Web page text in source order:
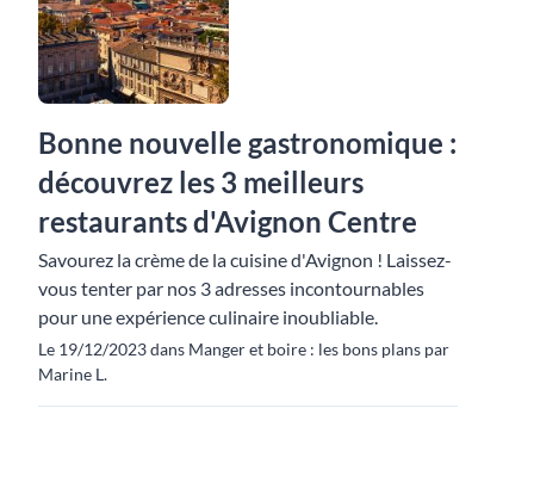
Bonne nouvelle gastronomique :
découvrez les 3 meilleurs
restaurants d'Avignon Centre
Savourez la crème de la cuisine d'Avignon ! Laissez-
vous tenter par nos 3 adresses incontournables
pour une expérience culinaire inoubliable.
Le 19/12/2023 dans Manger et boire : les bons plans par
Marine L.